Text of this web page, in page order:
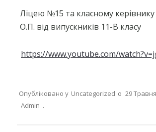
Ліцею №15 та класному
О.П. від випускників 11-В класу
https://www.youtube.com/
Опубліковано у Uncategorized о 29
Admin .